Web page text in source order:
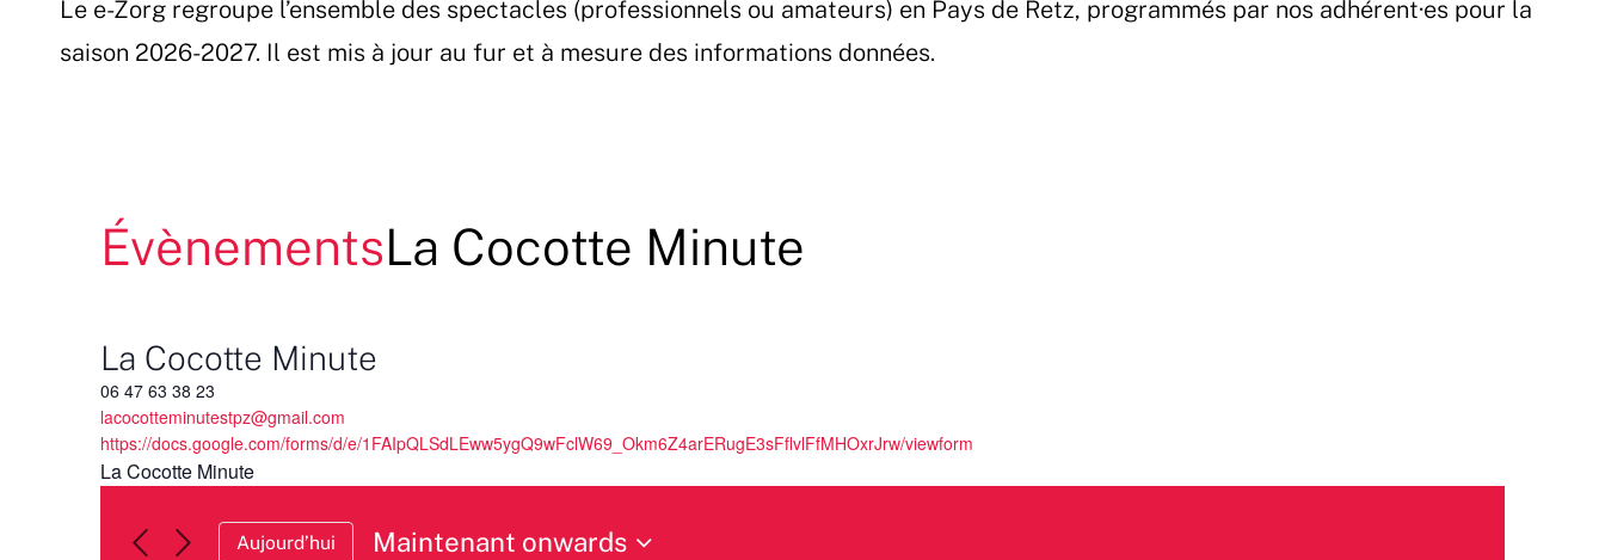
Le e-Zorg regroupe l’ensemble des spectacles (professionnels ou amateurs) en Pays de Retz, programmés par nos adhérent·es pour la
saison 2026-2027. Il est mis à jour au fur et à mesure des informations données.
ÉvènementsLa Cocotte Minute
La Cocotte Minute
06 47 63 38 23
lacocotteminutestpz@gmail.com
https://docs.google.com/forms/d/e/1FAIpQLSdLEww5ygQ9wFclW69_Okm6Z4arERugE3sFflvlFfMHOxrJrw/viewform
La Cocotte Minute
Aujourd’hui
Maintenant onwards